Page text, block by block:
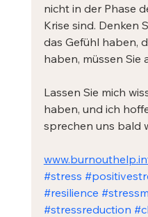
nicht in der Phase
Krise sind. Denken
das Gefühl haben,
haben, müssen Sie
Lassen Sie mich
haben, und ich
sprechen uns bald
#stress
#resilience
#stressreduction